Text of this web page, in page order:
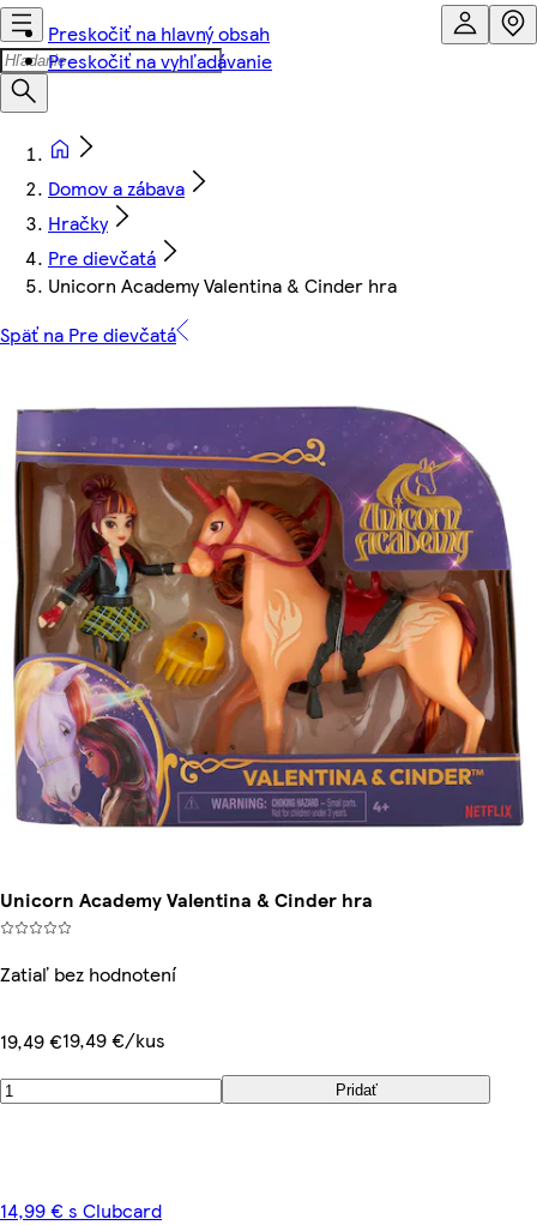
Preskočiť na hlavný obsah
Preskočiť na vyhľadávanie
Domov a zábava
Hračky
Pre dievčatá
Unicorn Academy Valentina & Cinder hra
Späť na Pre dievčatá
Unicorn Academy Valentina & Cinder hra
Zatiaľ bez hodnotení
19,49 €19,49 €/kus
Pridať
14,99 € s Clubcard